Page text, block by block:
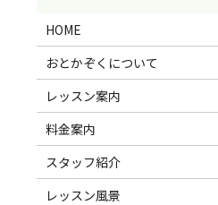
HOME
おとかぞくについて
レッスン案内
料金案内
スタッフ紹介
レッスン風景